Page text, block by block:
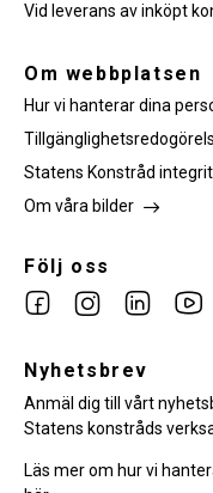
Vid leverans av inköpt
Om webbplatsen
Hur vi hanterar dina
Statens Konstråd
Om våra bilder
Följ oss
facebookinstagramLinkedin
Nyhetsbrev
Anmäl dig till vårt
Statens konstråds
Läs mer om hur vi